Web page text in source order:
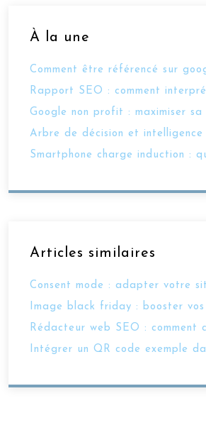
À la une
Comment être référencé sur
Rapport SEO : comment
Google non profit : maximiser
Arbre de décision et
Smartphone charge induction :
Articles similaires
Consent mode : adapter votre
Image black friday : booster
Rédacteur web SEO : comment
Intégrer un QR code exemple